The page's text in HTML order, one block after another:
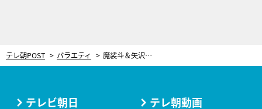
テレ朝POST バラエティ 魔裟斗＆矢沢心、夫婦の本音。出会って20年目、初キャンプで明かす絆についてのエピソード
テレビ朝日 テレ朝動画